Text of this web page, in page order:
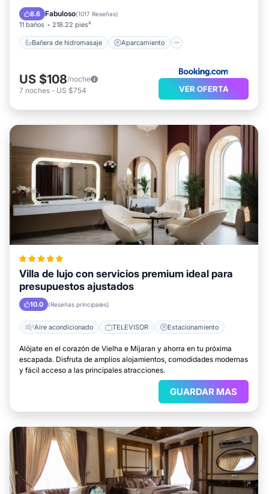
8.6 Fabuloso(1017 Reseñas)
11 baños 218.22 pies²
Bañera de hidromasaje Aparcamiento
Spa
Esquí
US $108/noche
7 noches - US $754 VER OFERTA
Villa de lujo con servicios premium ideal para
presupuestos ajustados
10.0 (Reseñas principales)
Aire acondicionado TELEVISOR Estacionamiento
Alójate en el corazón de Vielha e Mijaran y ahorra en tu próxima
escapada. Disfruta de amplios alojamientos, comodidades modernas
y fácil acceso a las principales atracciones.
GUARDAR MAS